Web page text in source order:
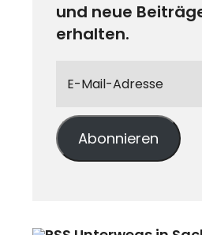
und neue
erhalten.
Abonnieren